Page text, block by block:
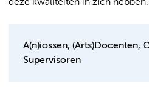
deze kwaliteiten in zich
A(n)iossen, (Arts)Docenten,
Supervisoren